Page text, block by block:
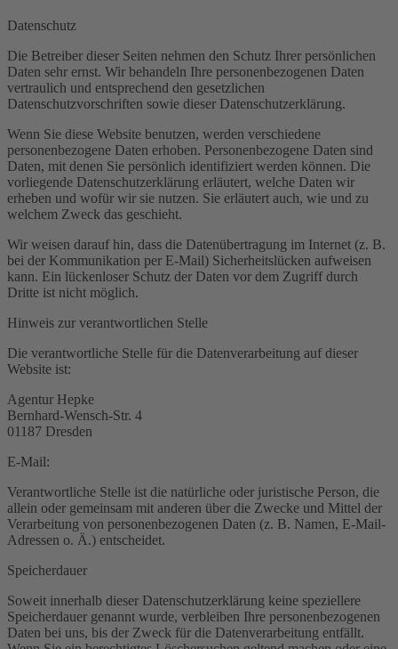
Datenschutz
Die Betreiber dieser Seiten nehmen den Schutz Ihrer persönlichen
Daten sehr ernst. Wir behandeln Ihre personenbezogenen Daten
vertraulich und entsprechend den gesetzlichen
Datenschutzvorschriften sowie dieser Datenschutzerklärung.
Wenn Sie diese Website benutzen, werden verschiedene
personenbezogene Daten erhoben. Personenbezogene Daten sind
Daten, mit denen Sie persönlich identifiziert werden können. Die
vorliegende Datenschutzerklärung erläutert, welche Daten wir
erheben und wofür wir sie nutzen. Sie erläutert auch, wie und zu
welchem Zweck das geschieht.
Wir weisen darauf hin, dass die Datenübertragung im Internet (z. B.
bei der Kommunikation per E-Mail) Sicherheitslücken aufweisen
kann. Ein lückenloser Schutz der Daten vor dem Zugriff durch
Dritte ist nicht möglich.
Hinweis zur verantwortlichen Stelle
Die verantwortliche Stelle für die Datenverarbeitung auf dieser
Website ist:
Agentur Hepke
Bernhard-Wensch-Str. 4
01187 Dresden
E-Mail:
Verantwortliche Stelle ist die natürliche oder juristische Person, die
allein oder gemeinsam mit anderen über die Zwecke und Mittel der
Verarbeitung von personenbezogenen Daten (z. B. Namen, E-Mail-
Adressen o. Ä.) entscheidet.
Speicherdauer
Soweit innerhalb dieser Datenschutzerklärung keine speziellere
Speicherdauer genannt wurde, verbleiben Ihre personenbezogenen
Daten bei uns, bis der Zweck für die Datenverarbeitung entfällt.